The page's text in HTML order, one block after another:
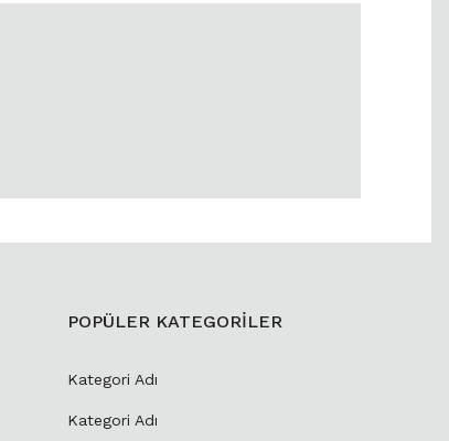
POPÜLER KATEGORİLER
Kategori Adı
Kategori Adı